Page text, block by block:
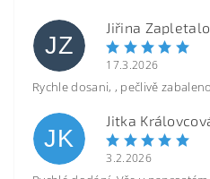
JZ
Jiřina
17.3.2026
Rychle dosani, , pečlivě
JK
Jitka
3.2.2026